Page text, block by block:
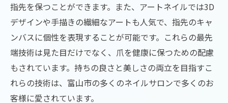
富山市のサロンが提供する特別な体験
季節やシーンに応じたネイル提案
富山県富山市で指先に魔法をかける最新ネイル
技術の秘密
最新技術が生むビジュアルの魔法
富山市のサロンが誇る技術力
指先を保つことができます。また、アートネイルでは3D
デザインや手描きの繊細なアートも人気で、指先のキャ
ンバスに個性を表現することが可能です。これらの最先
端技術は見た目だけでなく、爪を健康に保つための配慮
もされています。持ちの良さと美しさの両立を目指すこ
れらの技術は、富山市の多くのネイルサロンで多くのお
客様に愛されています。